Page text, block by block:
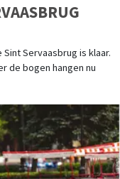
Sint Servaasbrug is klaar.
de bogen hangen nu